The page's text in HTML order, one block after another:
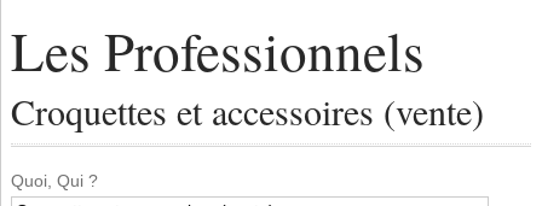
Les Professionnels
Croquettes et accessoires (vente)
Quoi, Qui ?